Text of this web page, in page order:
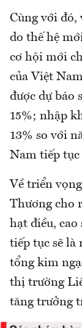
Cùng với đó,
do thế hệ
cơ hội mới
của Việt
được dự báo
15%; nhập
13% so với
Nam tiếp tục
Về triển
Thương cho
hạt điều, cao
tiếp tục sẽ là
tổng kim
thị trường
tăng trưởng